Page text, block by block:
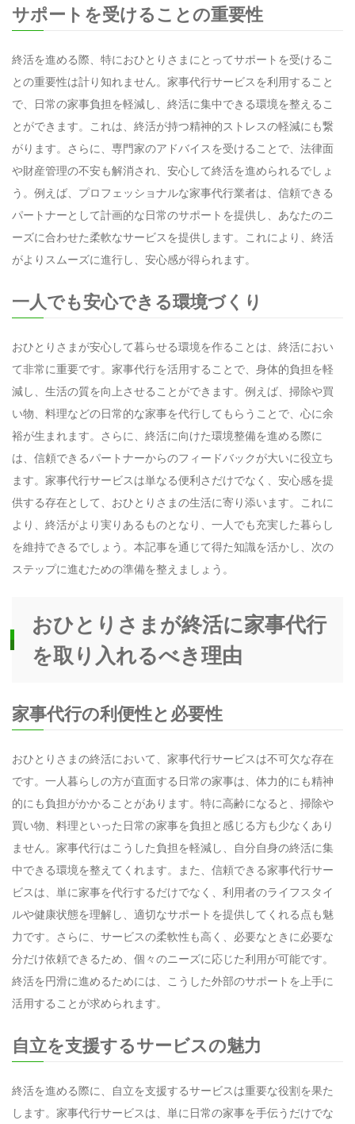
サポートを受けることの重要性
終活を進める際、特におひとりさまにとってサポートを受けるこ
との重要性は計り知れません。家事代行サービスを利用すること
で、日常の家事負担を軽減し、終活に集中できる環境を整えるこ
とができます。これは、終活が持つ精神的ストレスの軽減にも繋
がります。さらに、専門家のアドバイスを受けることで、法律面
や財産管理の不安も解消され、安心して終活を進められるでしょ
う。例えば、プロフェッショナルな家事代行業者は、信頼できる
パートナーとして計画的な日常のサポートを提供し、あなたのニ
ーズに合わせた柔軟なサービスを提供します。これにより、終活
がよりスムーズに進行し、安心感が得られます。
一人でも安心できる環境づくり
おひとりさまが安心して暮らせる環境を作ることは、終活におい
て非常に重要です。家事代行を活用することで、身体的負担を軽
減し、生活の質を向上させることができます。例えば、掃除や買
い物、料理などの日常的な家事を代行してもらうことで、心に余
裕が生まれます。さらに、終活に向けた環境整備を進める際に
は、信頼できるパートナーからのフィードバックが大いに役立ち
ます。家事代行サービスは単なる便利さだけでなく、安心感を提
供する存在として、おひとりさまの生活に寄り添います。これに
より、終活がより実りあるものとなり、一人でも充実した暮らし
を維持できるでしょう。本記事を通じて得た知識を活かし、次の
ステップに進むための準備を整えましょう。
おひとりさまが終活に家事代行
を取り入れるべき理由
家事代行の利便性と必要性
おひとりさまの終活において、家事代行サービスは不可欠な存在
です。一人暮らしの方が直面する日常の家事は、体力的にも精神
的にも負担がかかることがあります。特に高齢になると、掃除や
買い物、料理といった日常の家事を負担と感じる方も少なくあり
ません。家事代行はこうした負担を軽減し、自分自身の終活に集
中できる環境を整えてくれます。また、信頼できる家事代行サー
ビスは、単に家事を代行するだけでなく、利用者のライフスタイ
ルや健康状態を理解し、適切なサポートを提供してくれる点も魅
力です。さらに、サービスの柔軟性も高く、必要なときに必要な
分だけ依頼できるため、個々のニーズに応じた利用が可能です。
終活を円滑に進めるためには、こうした外部のサポートを上手に
活用することが求められます。
自立を支援するサービスの魅力
終活を進める際に、自立を支援するサービスは重要な役割を果た
します。家事代行サービスは、単に日常の家事を手伝うだけでな